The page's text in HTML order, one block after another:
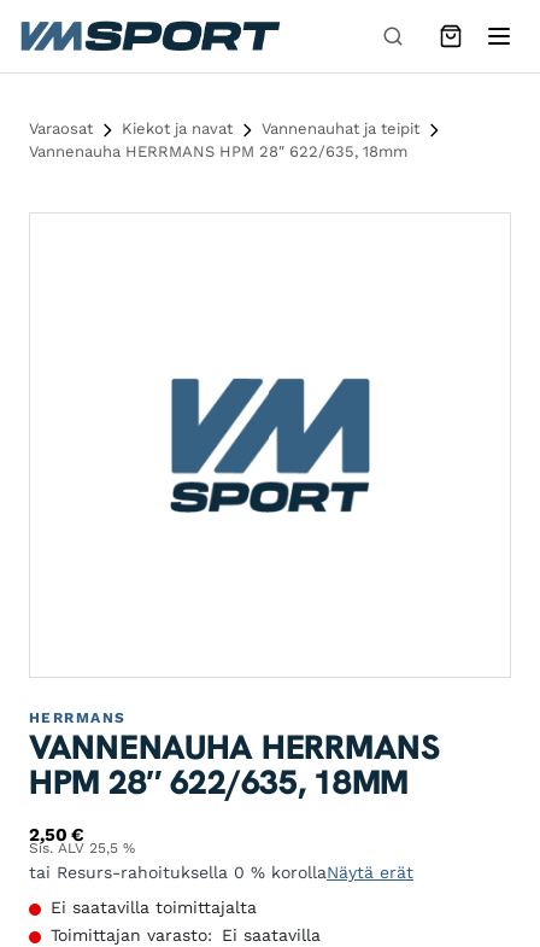
Siirry sisältöön
Varaosat Kiekot ja navat
Vannenauhat ja teipit
Vannenauha HERRMANS HPM 28″ 622/635, 18mm
HERRMANS
VANNENAUHA HERRMANS
HPM 28″ 622/635, 18MM
2,50€
Sis. ALV 25,5 %
tai Resurs-rahoituksella 0 % korollaNäytä erät
Ei saatavilla toimittajalta
Toimittajan varasto:
Ei saatavilla